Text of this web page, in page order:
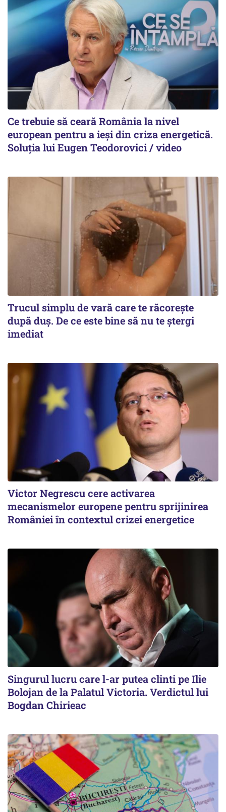
Ce trebuie să ceară România la nivel
european pentru a ieși din criza energetică.
Soluția lui Eugen Teodorovici / video
Trucul simplu de vară care te răcorește
după duș. De ce este bine să nu te ștergi
imediat
Victor Negrescu cere activarea
mecanismelor europene pentru sprijinirea
României în contextul crizei energetice
Singurul lucru care l-ar putea clinti pe Ilie
Bolojan de la Palatul Victoria. Verdictul lui
Bogdan Chirieac